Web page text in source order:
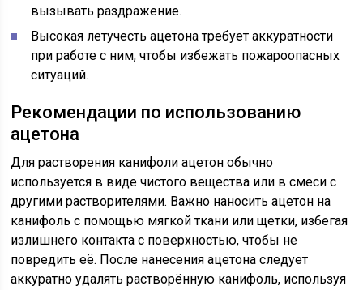
вызывать раздражение.
Высокая летучесть ацетона требует аккуратности
при работе с ним, чтобы избежать пожароопасных
ситуаций.
Рекомендации по использованию
ацетона
Для растворения канифоли ацетон обычно
используется в виде чистого вещества или в смеси с
другими растворителями. Важно наносить ацетон на
канифоль с помощью мягкой ткани или щетки, избегая
излишнего контакта с поверхностью, чтобы не
повредить её. После нанесения ацетона следует
аккуратно удалять растворённую канифоль, используя